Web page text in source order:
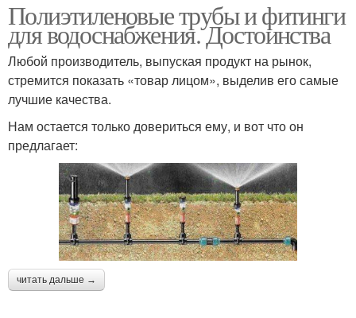
Полиэтиленовые трубы и фитинги
для водоснабжения. Достоинства
Любой производитель, выпуская продукт на рынок,
стремится показать «товар лицом», выделив его самые
лучшие качества.
Нам остается только довериться ему, и вот что он
предлагает:
читать дальше →